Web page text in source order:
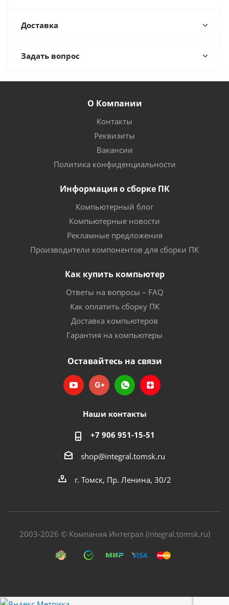
Доставка
Задать вопрос
О Компании
Контакты
Реквизиты
Вакансии
Политика конфиденциальности
Информация о сборке ПК
Компьютерный блог
Компьютерные новости
Рекламные предложения
Производители компонентов для сборки ПК
Как купить компьютер
Ответы на вопросы – FAQ
Как оплатить сборку ПК
Доставка компьютеров
Гарантия на компьютеры
Оставайтесь на связи
Наши контакты
+7 906 951-15-51
shop@integral.tomsk.ru
г. Томск, Пр. Ленина, 30/2
2003-2026 © Компания Интеграл (integral.tomsk.ru)